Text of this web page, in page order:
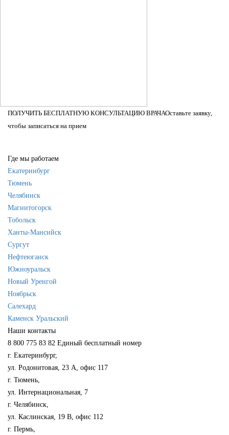
ПОЛУЧИТЬ БЕСПЛАТНУЮ КОНСУЛЬТАЦИЮ ВРАЧАОставьте заявку,
чтобы записаться на прием
Где мы работаем
Екатеринбург
Тюмень
Челябинск
Магнитогорск
Тобольск
Ханты-Мансийск
Сургут
Нефтеюганск
Южноуральск
Новый Уренгой
Ноябрьск
Салехард
Каменск Уральский
Наши контакты
8 800 775 83 82 Единый бесплатный номер
г. Екатеринбург,
ул. Родонитовая, 23 А, офис 117
г. Тюмень,
ул. Интернациональная, 7
г. Челябинск,
ул. Каслинская, 19 В, офис 112
г. Пермь,